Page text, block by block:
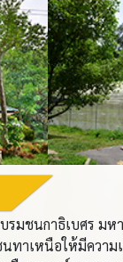
รมชนกาธิเบศร ม
ทาเหนือให้มีควา